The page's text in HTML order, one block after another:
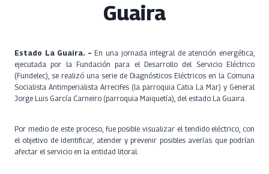
Guaira
Estado La Guaira. – En una jornada integral de atención energética,
ejecutada por la Fundación para el Desarrollo del Servicio Eléctrico
(Fundelec), se realizó una serie de Diagnósticos Eléctricos en la Comuna
Socialista Antimperialista Arrecifes (la parroquia Catia La Mar) y General
Jorge Luis García Carneiro (parroquia Maiquetía), del estado La Guaira.
Por medio de este proceso, fue posible visualizar el tendido eléctrico, con
el objetivo de identificar, atender y prevenir posibles averías que podrían
afectar el servicio en la entidad litoral.